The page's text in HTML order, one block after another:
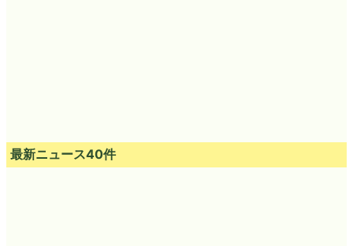
最新ニュース40件